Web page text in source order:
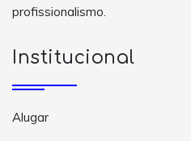
profissionalismo.
Institucional
Alugar